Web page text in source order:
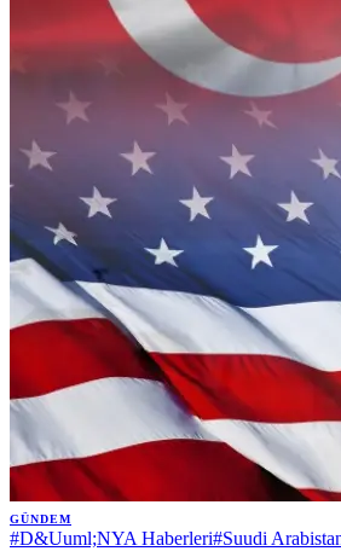
GÜNDEM
#D&Uuml;NYA Haberleri#Suudi